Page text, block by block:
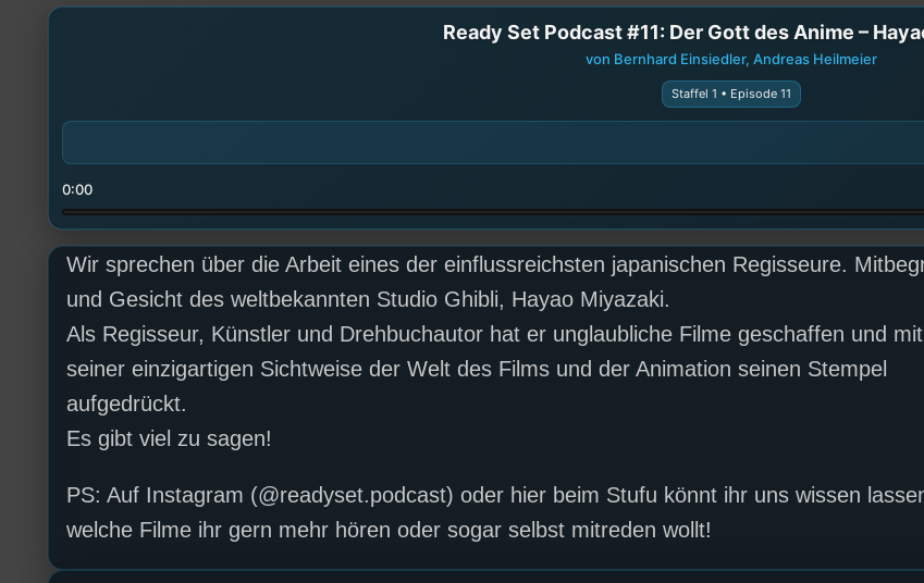
Ready Set Podcast #11: Der Gott des Anime –
von Bernhard Einsiedler, Andreas Heilmeier
Staffel 1 • Episode 11
0:00
Wir sprechen über die Arbeit eines der einflussreichsten japanischen Regisseure.
und Gesicht des weltbekannten Studio Ghibli, Hayao Miyazaki.
Als Regisseur, Künstler und Drehbuchautor hat er unglaubliche Filme geschaffen und mit
seiner einzigartigen Sichtweise der Welt des Films und der Animation seinen Stempel
aufgedrückt.
Es gibt viel zu sagen!
PS: Auf Instagram (@readyset.podcast) oder hier beim Stufu könnt ihr uns wissen
welche Filme ihr gern mehr hören oder sogar selbst mitreden wollt!